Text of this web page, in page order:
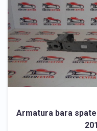
Armatura bara